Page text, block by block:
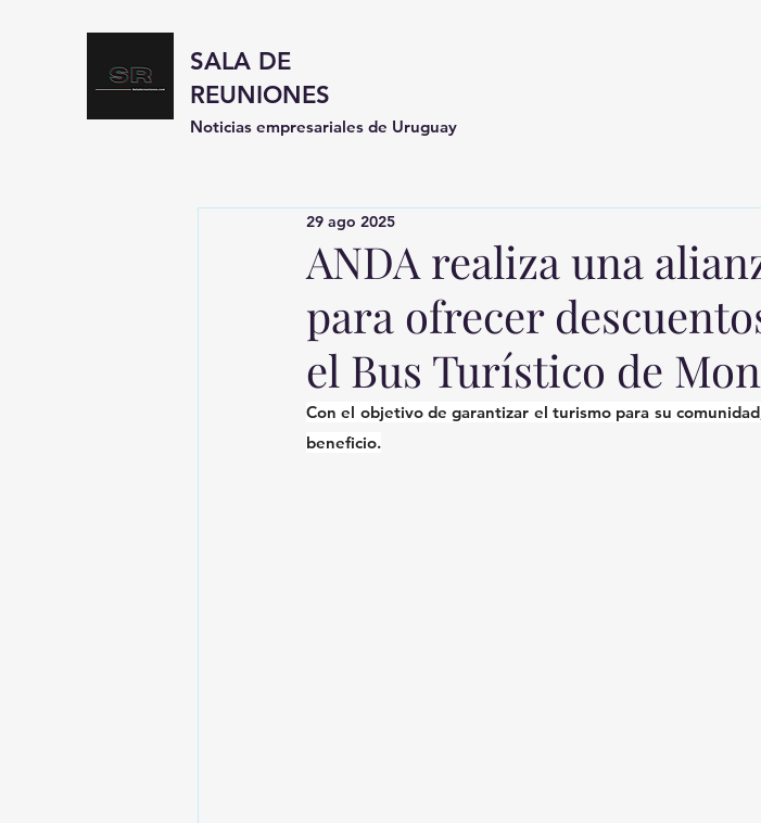
SALA DE
REUNIONES
Noticias empresariales de Uruguay
ANDA realiza una
para ofrecer
el Bus Turístico de
29 ago 2025
Con el objetivo de garantizar el turismo para su
beneficio.